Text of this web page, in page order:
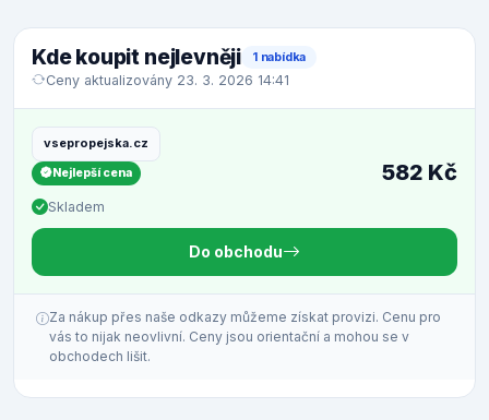
Kde koupit nejlevněji 1 nabídka
Ceny aktualizovány 23. 3. 2026 14:41
vsepropejska.cz
Nejlepší cena
Skladem
582 Kč
Do obchodu
Za nákup přes naše odkazy můžeme získat provizi. Cenu pro
vás to nijak neovlivní. Ceny jsou orientační a mohou se v
obchodech lišit.